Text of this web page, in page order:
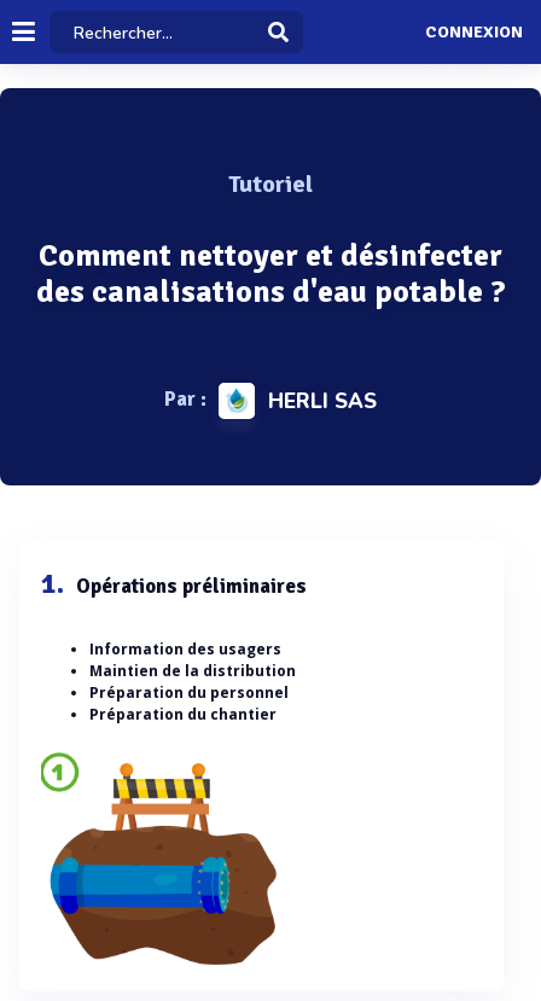
CONNEXION
Tutoriel
Comment nettoyer et désinfecter
des canalisations d'eau potable ?
Par : HERLI SAS
1. Opérations préliminaires
Information des usagers
Maintien de la distribution
Préparation du personnel
Préparation du chantier